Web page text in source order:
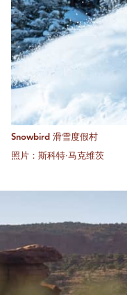
Snowbird 滑雪度假村
照片：斯科特·马克维茨